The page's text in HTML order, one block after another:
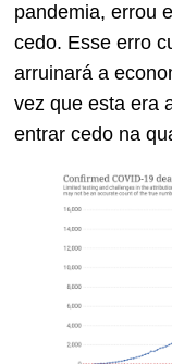
pandemia, errou
cedo. Esse erro
arruinará a
vez que esta era
entrar cedo na